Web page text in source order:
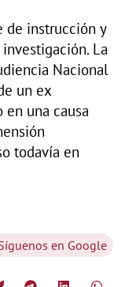
de instrucción y
La
Nacional
un ex
una causa
todavía en
en Google